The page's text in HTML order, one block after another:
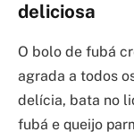
deliciosa
O bolo de fubá
agrada a todos
delícia, bata no
fubá e queijo